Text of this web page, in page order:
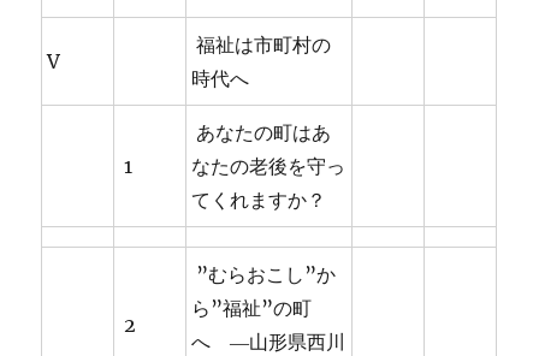
V
福祉は市町村の
時代へ
1
あなたの町はあ
なたの老後を守っ
てくれますか？
2
”むらおこし”か
ら”福祉”の町
へ ―山形県西川